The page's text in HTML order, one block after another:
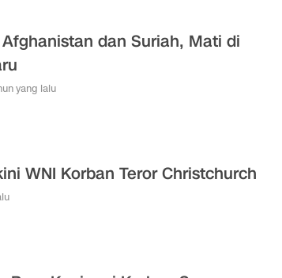
dan Suriah, Mati di
yang lalu
WNI Korban Teror Christchurch